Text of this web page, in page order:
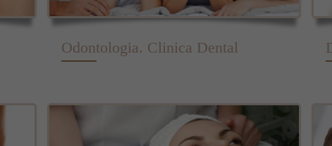
Odontologia. Clinica Dental